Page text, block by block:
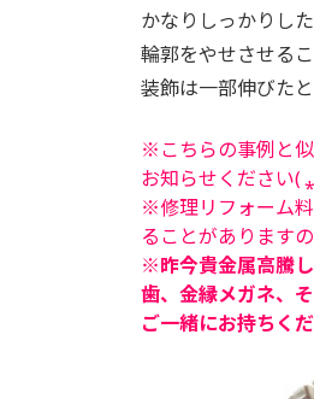
かなりしっかりし
輪郭をやせさせる
装飾は一部伸びた
※こちらの事例と
お知らせください(
※修理リフォーム
ることがあります
※昨今貴金属高騰
歯、金縁メガネ、
ご一緒にお持ちくだ